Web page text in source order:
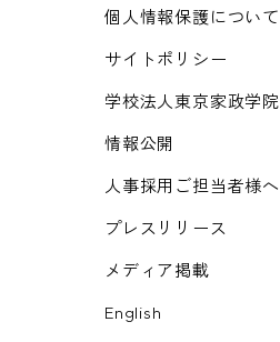
個人情報保護について
サイトポリシー
学校法人東京家政学院
情報公開
人事採用ご担当者様へ
プレスリリース
メディア掲載
English